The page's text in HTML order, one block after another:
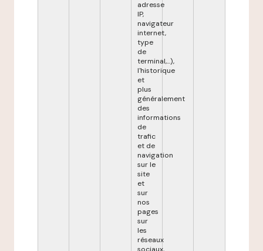
adresse
IP,
navigateur
internet,
type
de
terminal,...),
l'historique
et
plus
généralement
des
informations
de
trafic
et de
navigation
sur le
site
et
sur
nos
pages
sur
les
réseaux